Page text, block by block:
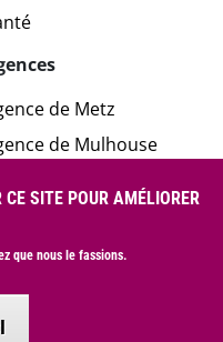
de Metz
de Mulhouse
de Strasbourg
de données personnelles
SITE POUR AMÉLIORER
que nous le fassions.